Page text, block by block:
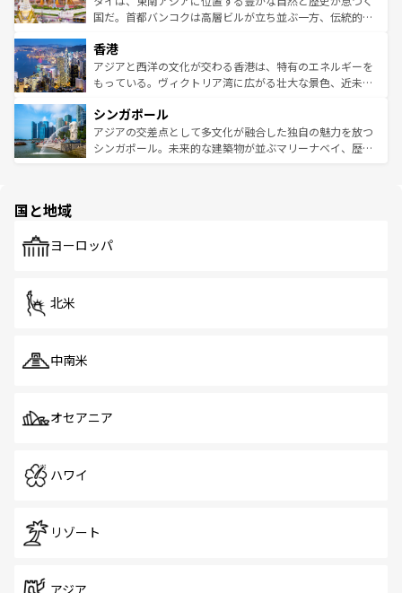
覧を参照してほしい。
醸し出している。また、バラエティの豊かさとおいしさで
とつ。フォーやバインミー、ベトナムコーヒーなどは、ぜ
ひ現地で味わいたい。どの地域を訪れてもあたたかい人々
が旅行者を迎えてくれるので、きっと忘れられない旅にな
参照してほしい。
国だ。首都バンコクは高層ビルが立ち並ぶ一方、伝統的な
の活気が交差している。北部ではチェンマイなどの山岳地
帯で自然と触れ合い、南部ではプーケットやクラビの美し
いビーチでリゾート気分を楽しむことができる。タイ料理
激する。気候は一年中温暖で、どの季節にも異なる楽しみ
が待っている。親しみやすいタイの人々、仏教を中心とし
た文化、そして多様な観光資源が、訪れる旅人を魅了し続
香港
アジアと西洋の文化が交わる香港は、特有のエネルギーを
もっている。ヴィクトリア湾に広がる壮大な景色、近未来
み、どこを訪れても感動するはず。観光スポットが密集し
ており、効率よく見どころを回れるのも魅力。息をのむよ
うな絶景から文化的な体験まで、香港を存分に楽しみ尽く
シンガポール
アジアの交差点として多文化が融合した独自の魅力を放つ
シンガポール。未来的な建築物が並ぶマリーナベイ、歴史
で、ホーカーズは地元の風情を楽しめる外せないスポット
国と地域
ヨーロッパ
北米
中南米
オセアニア
ハワイ
リゾート